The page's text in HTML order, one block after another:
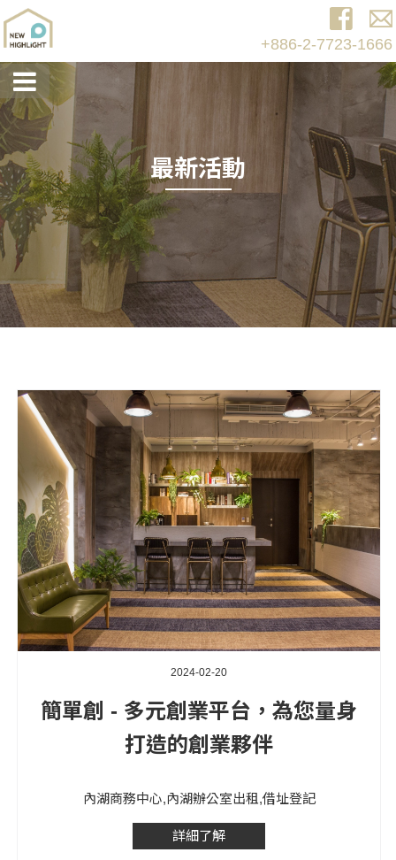
+886-2-7723-1666
最新活動
2024-02-20
簡單創 - 多元創業平台，為您量身
打造的創業夥伴
內湖商務中心,內湖辦公室出租,借址登記
詳細了解